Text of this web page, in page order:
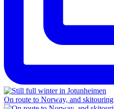
On route to Norway, and skitouring